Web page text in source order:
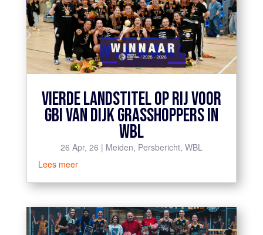
VIERDE LANDSTITEL OP RIJ VOOR
GBI VAN DIJK GRASSHOPPERS IN
WBL
26 Apr, 26 | Meiden, Persbericht, WBL
Lees meer